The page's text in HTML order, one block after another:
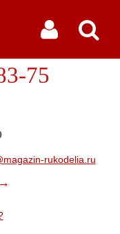
75
rukodelia.ru